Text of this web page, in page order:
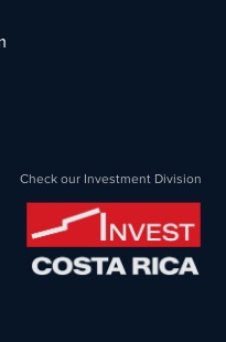
Check our Investment Division